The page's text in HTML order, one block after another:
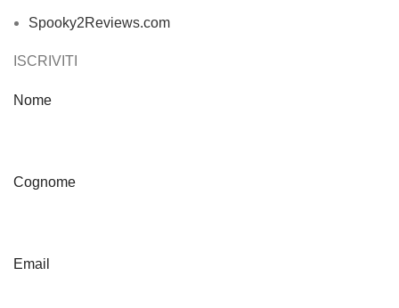
Spooky2Reviews.com
ISCRIVITI
Nome
Cognome
Email